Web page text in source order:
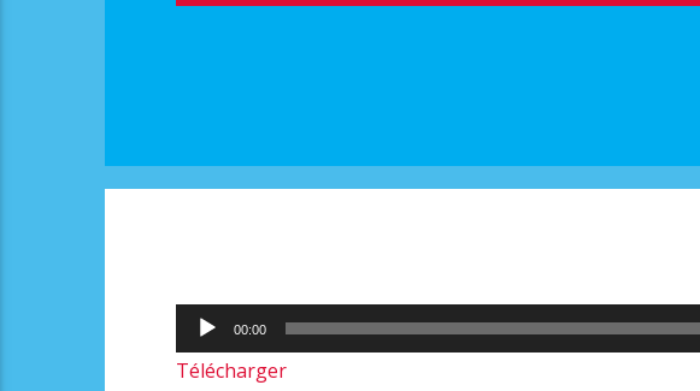
Lecteur
audio
00:00
Télécharger